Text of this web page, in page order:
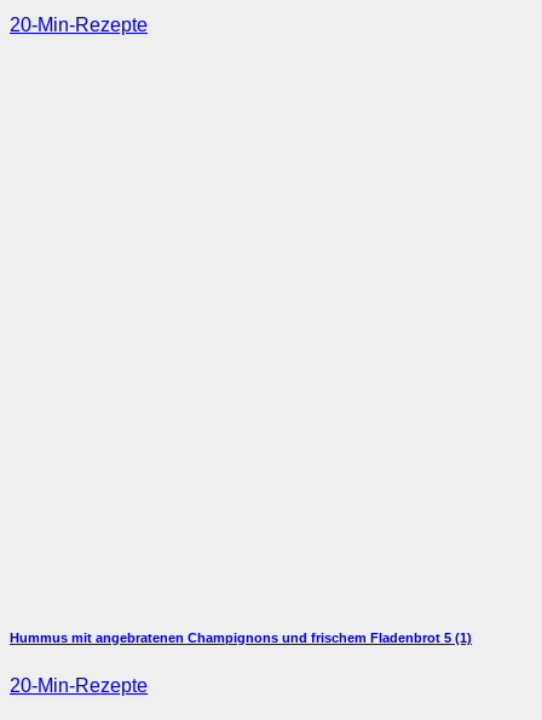
20-Min-Rezepte
Hummus mit angebratenen Champignons und frischem Fladenbrot 5 (1)
20-Min-Rezepte